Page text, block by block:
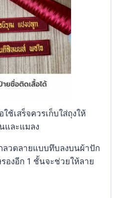
ใช้เสร็จควรเก็บใส่ถุงให้
และแมลง
ลวดลายแบบทึบลงบนผ้าปัก
องอีก 1 ชั้นจะช่วยให้ลาย